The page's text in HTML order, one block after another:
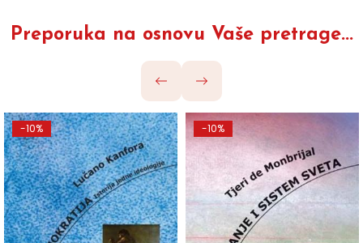
Preporuka na osnovu Vaše pretrage...
-10% -10%